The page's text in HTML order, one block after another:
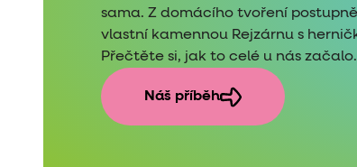
sama. Z domácího tvoření
vlastní kamennou Rejzárnu s
Přečtěte si, jak to celé u nás začalo.
Náš příběh